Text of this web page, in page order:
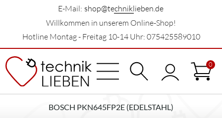
E-Mail: shop@techniklieben.de
Willkommen in unserem Online-Shop!
Hotline Montag - Freitag 10-14 Uhr: 075425589010
0
BOSCH PKN645FP2E (EDELSTAHL)